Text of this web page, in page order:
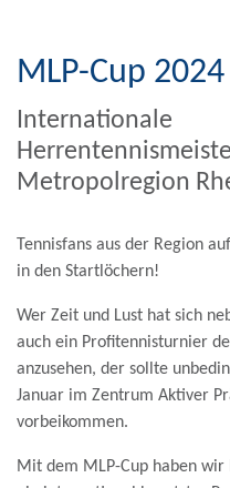
MLP-Cup 2024
Internationale
Metropolregion
Tennisfans aus der Region
in den Startlöchern!
Wer Zeit und Lust hat sich
auch ein Profitennisturnier
anzusehen, der sollte
Januar im Zentrum Aktiver
vorbeikommen.
Mit dem MLP-Cup haben